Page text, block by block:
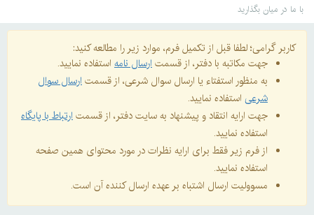
با ما در میان بگذارید
کاربر گرامی؛ لطفا قبل از تکمیل فرم، موارد زیر را مطالعه کنید:
جهت مکاتبه با دفتر، از قسمتارسال نامه استفاده نمایید.
به منظور استفتاء یا ارسال سوال شرعی، از قسمتارسال سوال
شرعی استفاده نمایید.
جهت ارایه انتقاد و پیشنهاد به سایت دفتر، از قسمتارتباط با پایگاه
استفاده نمایید.
از فرم زیر فقط برای ارایه نظرات در مورد محتوای همین صفحه
استفاده نمایید.
مسوولیت ارسال اشتباه بر عهده ارسال کننده آن است.